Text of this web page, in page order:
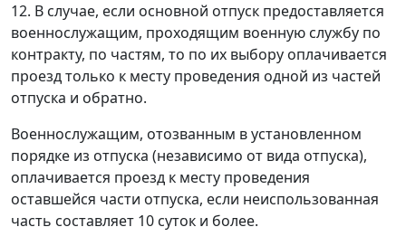
12. В случае, если основной отпуск предоставляется
военнослужащим, проходящим военную службу по
контракту, по частям, то по их выбору оплачивается
проезд только к месту проведения одной из частей
отпуска и обратно.
Военнослужащим, отозванным в установленном
порядке из отпуска (независимо от вида отпуска),
оплачивается проезд к месту проведения
оставшейся части отпуска, если неиспользованная
часть составляет 10 суток и более.